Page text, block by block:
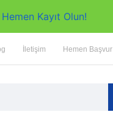
Hemen Kayıt Olun!
İletişim Hemen Başvur